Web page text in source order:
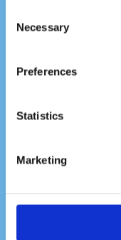
Selection
Necessary
Preferences
Statistics
Marketing
Kunskap om
anpassar
Anslutning
potentiella
och vi är